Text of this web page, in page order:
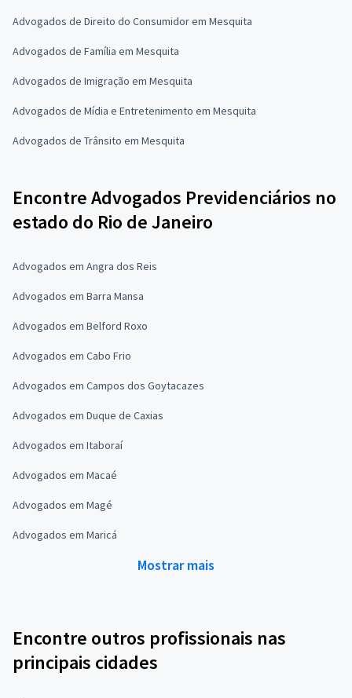
Advogados de Direito do Consumidor em Mesquita
Advogados de Família em Mesquita
Advogados de Imigração em Mesquita
Advogados de Mídia e Entretenimento em Mesquita
Advogados de Trânsito em Mesquita
Encontre Advogados Previdenciários no
estado do Rio de Janeiro
Advogados em Angra dos Reis
Advogados em Barra Mansa
Advogados em Belford Roxo
Advogados em Cabo Frio
Advogados em Campos dos Goytacazes
Advogados em Duque de Caxias
Advogados em Itaboraí
Advogados em Macaé
Advogados em Magé
Advogados em Maricá
Mostrar mais
Encontre outros profissionais nas
principais cidades